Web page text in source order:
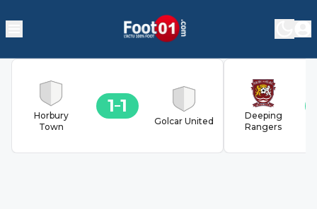
Horbury
Town
1 1
Golcar United
Deeping
Rangers